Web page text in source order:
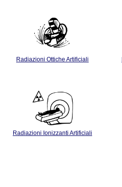
Radiazioni Ottiche Artificiali
Radiazioni Ionizzanti Artificiali